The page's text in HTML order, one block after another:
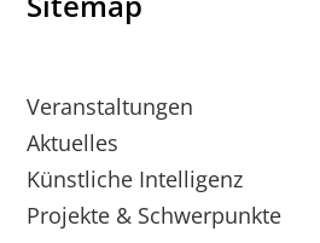
Veranstaltungen
Aktuelles
Künstliche Intelligenz
Projekte & Schwerpunkte